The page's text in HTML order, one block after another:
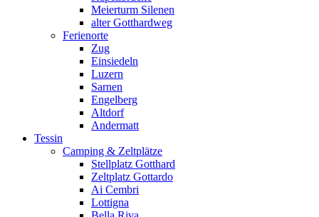
Meierturm Silenen
alter Gotthardweg
Ferienorte
Zug
Einsiedeln
Luzern
Sarnen
Engelberg
Altdorf
Andermatt
Tessin
Camping & Zeltplätze
Stellplatz Gotthard
Zeltplatz Gottardo
Ai Cembri
Lottigna